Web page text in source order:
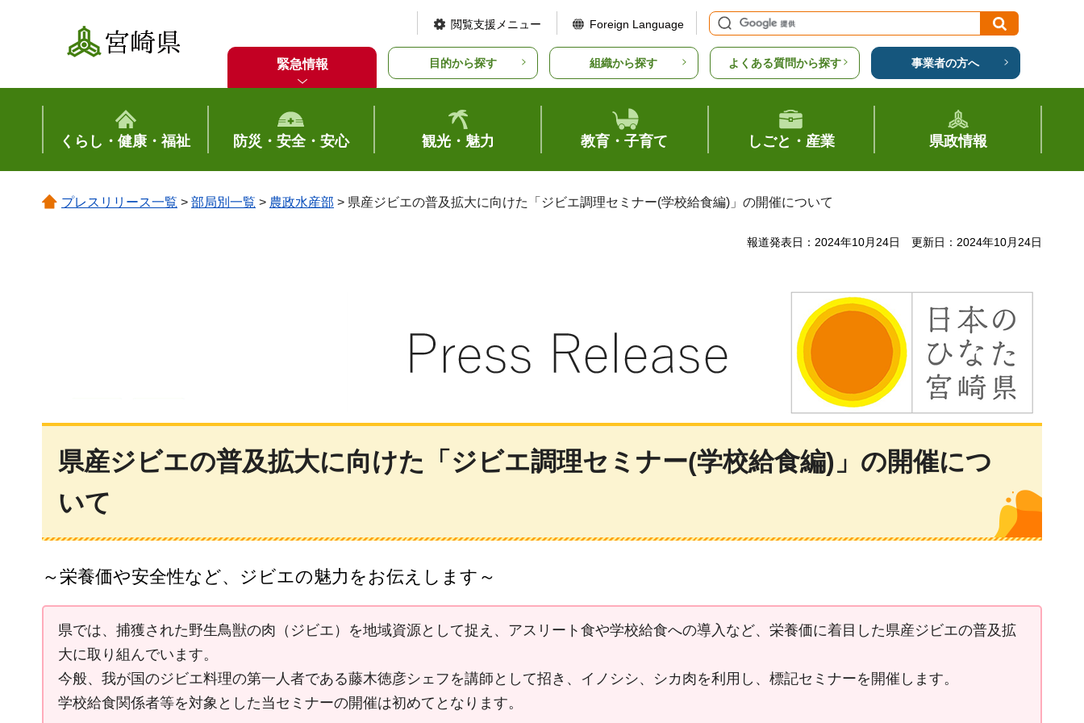
宮崎県
閲覧支援メニュー Foreign Language
緊急情報 目的から探す 組織から探す よくある質問から探す 事業者の方へ
くらし・健康・福祉 防災・安全・安心 観光・魅力 教育・子育て しごと・産業 県政情報
プレスリリース一覧 > 部局別一覧 > 農政水産部 > 県産ジビエの普及拡大に向けた「ジビエ調理セミナー(学校給食編)」の開催について
報道発表日：2024年10月24日 更新日：2024年10月24日
県産ジビエの普及拡大に向けた「ジビエ調理セミナー(学校給食編)」の開催につ
いて
～栄養価や安全性など、ジビエの魅力をお伝えします～
県では、捕獲された野生鳥獣の肉（ジビエ）を地域資源として捉え、アスリート食や学校給食への導入など、栄養価に着目した県産ジビエの普及拡
大に取り組んでいます。
今般、我が国のジビエ料理の第一人者である藤木徳彦シェフを講師として招き、イノシシ、シカ肉を利用し、標記セミナーを開催します。
学校給食関係者等を対象とした当セミナーの開催は初めてとなります。